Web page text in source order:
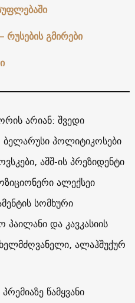
რუსების გმირები
არიან: შვედი
ბელარუსი პოლიტიკოსები
აშშ-ის პრეზიდენტი
ალექსეი
სომხური
და კავკასიის
ალაჰშუქურ
წამყვანი